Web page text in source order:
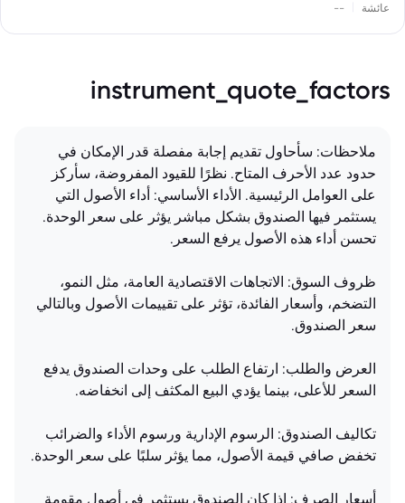
عائشة --
instrument_quote_factors
ملاحظات: سأحاول تقديم إجابة مفصلة قدر الإمكان في
حدود عدد الأحرف المتاح. نظرًا للقيود المفروضة، سأركز
على العوامل الرئيسية. الأداء الأساسي: أداء الأصول التي
يستثمر فيها الصندوق بشكل مباشر يؤثر على سعر الوحدة.
تحسن أداء هذه الأصول يرفع السعر.
ظروف السوق: الاتجاهات الاقتصادية العامة، مثل النمو،
التضخم، وأسعار الفائدة، تؤثر على تقييمات الأصول وبالتالي
سعر الصندوق.
العرض والطلب: ارتفاع الطلب على وحدات الصندوق يدفع
السعر للأعلى، بينما يؤدي البيع المكثف إلى انخفاضه.
تكاليف الصندوق: الرسوم الإدارية ورسوم الأداء والضرائب
تخفض صافي قيمة الأصول، مما يؤثر سلبًا على سعر الوحدة.
أسعار الصرف: إذا كان الصندوق يستثمر في أصول مقومة